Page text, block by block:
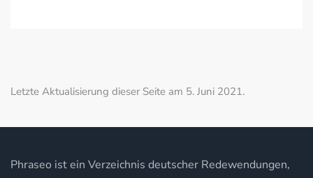
Letzte Aktualisierung dieser Seite am 5. Juni 2021.
Phraseo ist ein Verzeichnis deutscher Redewendungen,